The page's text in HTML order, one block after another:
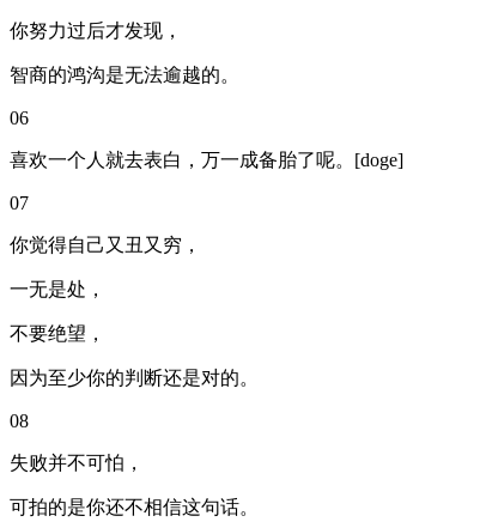
你努力过后才发现，
智商的鸿沟是无法逾越的。
06
喜欢一个人就去表白，万一成备胎了呢。[doge]
07
你觉得自己又丑又穷，
一无是处，
不要绝望，
因为至少你的判断还是对的。
08
失败并不可怕，
可拍的是你还不相信这句话。